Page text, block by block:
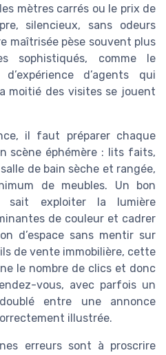
mètres carrés ou le prix de
silencieux, sans odeurs
maîtrisée pèse souvent plus
sophistiqués, comme le
d’agents qui
moitié des visites se jouent
il faut préparer chaque
scène éphémère : lits faits,
de bain sèche et rangée,
de meubles. Un bon
sait exploiter la lumière
de couleur et cadrer
d’espace sans mentir sur
de vente immobilière, cette
le nombre de clics et donc
vous, avec parfois un
entre une annonce
illustrée.
erreurs sont à proscrire